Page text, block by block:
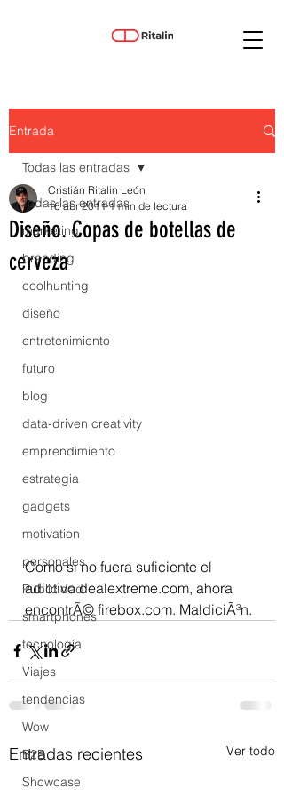
Entrada
Todas las entradas
marketing
branding
coolhunting
diseño
entretenimiento
futuro
blog
data-driven creativity
emprendimiento
estrategia
gadgets
motivation
personales
Publicidad
smartphones
tecnología
Viajes
tendencias
Wow
B2B
Showcase
Todas las entradas
Diseño. Copas de botellas de
cerveza
Cristián Ritalin León
16 abr 2011 1 min de lectura
Como si no fuera suficiente el
adictivo dealextreme.com, ahora
encontrÃ© firebox.com. MaldiciÃ³n.
Entradas recientes Ver todo